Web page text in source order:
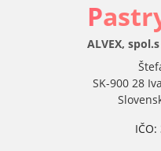
P
ALVEX,
SK-900 28